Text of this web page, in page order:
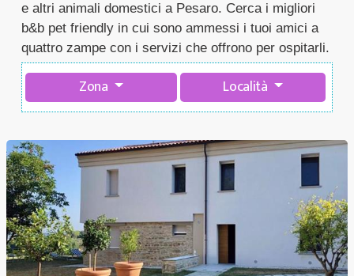
e altri animali domestici a Pesaro. Cerca i migliori
b&b pet friendly in cui sono ammessi i tuoi amici a
quattro zampe con i servizi che offrono per ospitarli.
Zona Località